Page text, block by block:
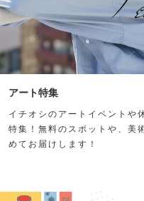
アート特集
イチオシのアートイベントや
特集！無料のスポットや、美
めてお届けします！